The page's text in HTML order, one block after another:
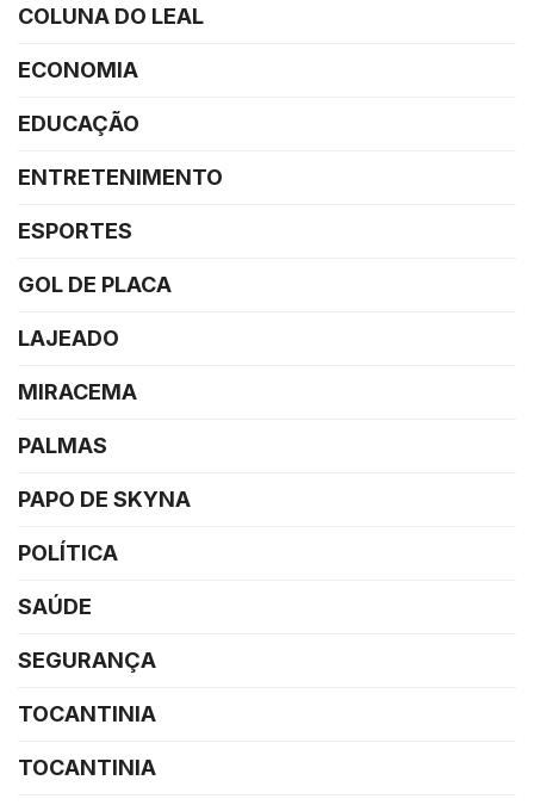
COLUNA DO LEAL
ECONOMIA
EDUCAÇÃO
ENTRETENIMENTO
ESPORTES
GOL DE PLACA
LAJEADO
MIRACEMA
PALMAS
PAPO DE SKYNA
POLÍTICA
SAÚDE
SEGURANÇA
TOCANTINIA
TOCANTINIA